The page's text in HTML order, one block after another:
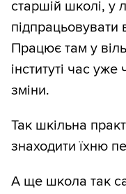
старшій школі, у
Працює там у
інституті час
зміни.
Так шкільна
знаходити їхню
А ще школа так